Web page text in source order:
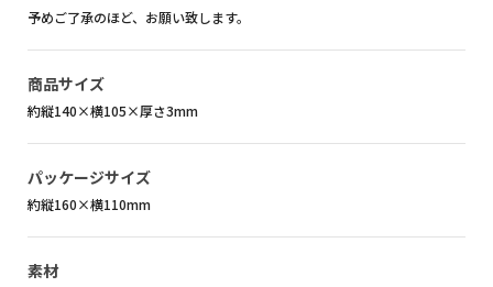
予めご了承のほど、お願い致します。
商品サイズ
約縦140×横105×厚さ3mm
パッケージサイズ
約縦160×横110mm
素材